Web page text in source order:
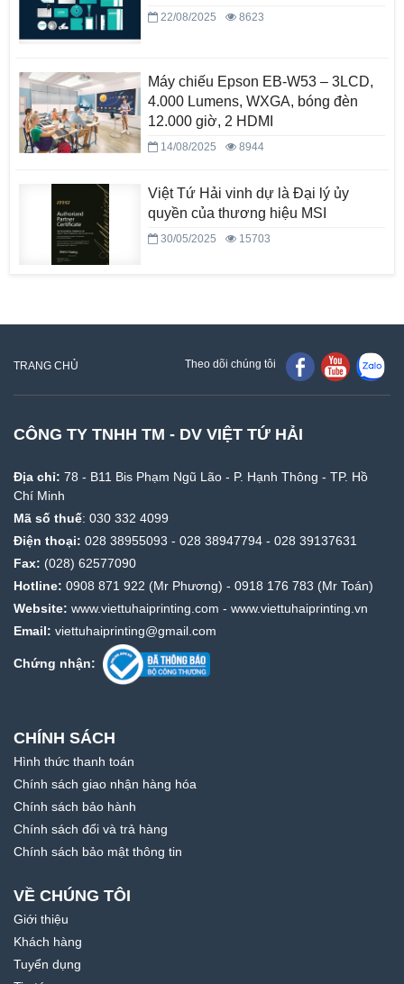
22/08/2025 8623
Máy chiếu Epson EB-W53 – 3LCD,
4.000 Lumens, WXGA, bóng đèn
12.000 giờ, 2 HDMI
14/08/2025 8944
Việt Tứ Hải vinh dự là Đại lý ủy
quyền của thương hiệu MSI
30/05/2025 15703
TRANG CHỦ Theo dõi chúng tôi
CÔNG TY TNHH TM - DV VIỆT TỨ HẢI
Địa chỉ: 78 - B11 Bis Phạm Ngũ Lão - P. Hạnh Thông - TP. Hồ
Chí Minh
Mã số thuế: 030 332 4099
Điện thoại: 028 38955093 - 028 38947794 - 028 39137631
Fax: (028) 62577090
Hotline: 0908 871 922 (Mr Phương) - 0918 176 783 (Mr Toán)
Website: www.viettuhaiprinting.com - www.viettuhaiprinting.vn
Email: viettuhaiprinting@gmail.com
Chứng nhận:
CHÍNH SÁCH
Hình thức thanh toán
Chính sách giao nhận hàng hóa
Chính sách bảo hành
Chính sách đổi và trả hàng
Chính sách bảo mật thông tin
VỀ CHÚNG TÔI
Giới thiệu
Khách hàng
Tuyển dụng